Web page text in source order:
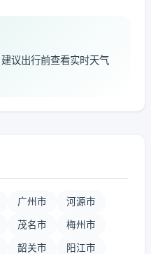
议出行前查看实时天气
广州市 河源市
茂名市 梅州市
韶关市 阳江市